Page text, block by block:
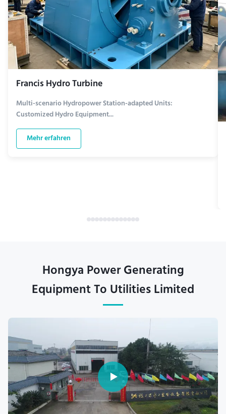
Francis Hydro Turbine
Multi-scenario Hydropower Station-adapted Units:
Customized Hydro Equipment...
Mehr erfahren
Hongya Power Generating
Equipment To Utilities Limited